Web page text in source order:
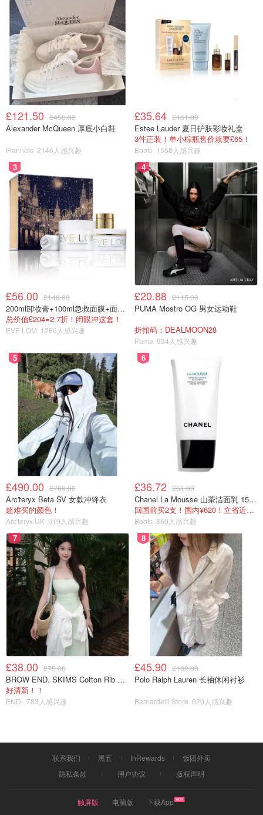
寒红梅柚子vuzuwhite
酒精度8，酒精感有一些。
这瓶开始，不管甜不甜，柚子的浓度和酪味都
下子上去了。不喜欢酸味的朋友们可以适时放弃了。
这瓶是可尔必思梅酒。浓都的酸甜口。可以适当兑点东
西，柚子用得比较奢侈、兼用了酿造酒精和清酒，不使
用香料，色素他添加剂。
寒红梅茶贯
酒酒精度7酒精感有，柚子加得又多又浓，是比
较甜的极致酸口。它有柚子独有的苦味。老酒鬼称之为
清香、我有一点不行。
这瓶不管喜不喜欢． 我得承认它成本很高．无论从高
达35%的果汁含量，还是这奢侈的清酒使用量上。除了
一点糖，它啥也没加，是瓶原汁原味的果酒。
室町手榨柚子酒
酒精度8-9度，这瓶是我喝过最浓郁，也最像酒的柚子
酒。柚子是漂亮的小柚子，看起来就又甜又浓，又是手
用了柔顺的清洒和浓郁的米烧酒，一点糖用古老的酿造
方法，把它酿上半年，让他更融合。
梅酒一般有两种做法。
梅子汁兑酒，可以速成，如果再舍不得成本，就少放点梅子
汁，多放点添加剂。
另一种是用梅子泡酒、酿造时间半年起步，甚至有长达二十
年的，被称为本格梅酒。我们在这里只讨论本格梅酒。
美人梅酒
这酒的定价就很不科学，明明是本格梅酒
价格比假酒还便宜。但是看看包装，懂了。
这家酒厂老板应该是个实诚人儿，味道中规中矩，有清
新的梅子香气，酸酸甜甜，口感柔和。
酿造用了鹿儿岛的本格烧酒、和很贵的纪州南高梅，但
这个香料用得就很妙很温柔，不禁想赞美。
寒红梅吟酿梅酒
但也不排除有人会觉得她像止咳糖浆。
£121.50 £450.00
Alexander McQueen 厚底小白鞋
Flannels 2146人感兴趣
£35.64 £151.00
Estee Lauder 夏日护肤彩妆礼盒
3件正装！单小棕瓶售价就要£65！
Boots 1558人感兴趣
3
£56.00 £140.00
200ml卸妆膏+100ml急救面膜+面霜+洁颜布
总价值£204=2.7折！闭眼冲这套！
EVE LOM 1286人感兴趣
4
£20.88 £115.00
PUMA Mostro OG 男女运动鞋
折扣码：DEALMOON28
Puma 934人感兴趣
5
£490.00 £700.00
Arc'teryx Beta SV 女款冲锋衣
超难买的颜色！
Arc'teryx UK 919人感兴趣
6
£36.72 £51.00
Chanel La Mousse 山茶洁面乳 150ml
回国前买2支！国内¥620！立省近一半！
Boots 869人感兴趣
7
£38.00 £75.00
BROW END. SKIMS Cotton Rib 长款背心连衣裙 薄荷绿
好清新！！
END. 783人感兴趣
8
£45.90 £102.00
Polo Ralph Lauren 长袖休闲衬衫
Bernardelli Store 620人感兴趣
联系我们 黑五 InRewards
饭团外卖
隐私条款
用户协议 版权声明
触屏版 电脑版
下载App